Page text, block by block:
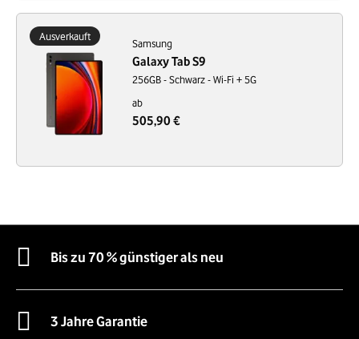
Ausverkauft
Samsung
Galaxy Tab S9
256GB - Schwarz - Wi-Fi + 5G
ab
505,90 €
Bis zu 70 % günstiger als neu
3 Jahre Garantie